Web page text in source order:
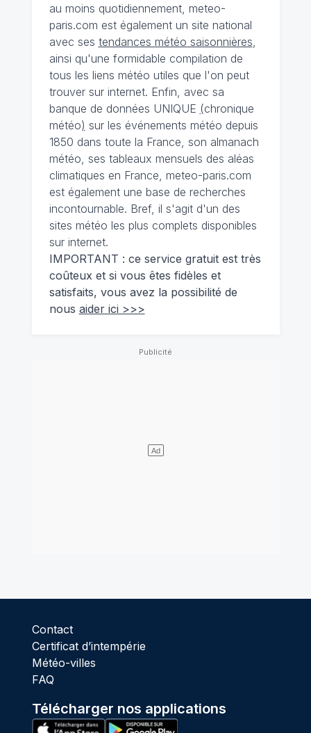
au moins quotidiennement, meteo-
paris.com est également un site national
avec ses tendances météo saisonnières,
ainsi qu'une formidable compilation de
tous les liens météo utiles que l'on peut
trouver sur internet. Enfin, avec sa
banque de données UNIQUE (chronique
météo) sur les événements météo depuis
1850 dans toute la France, son almanach
météo, ses tableaux mensuels des aléas
climatiques en France, meteo-paris.com
est également une base de recherches
incontournable. Bref, il s'agit d'un des
sites météo les plus complets disponibles
sur internet.
IMPORTANT : ce service gratuit est très
coûteux et si vous êtes fidèles et
satisfaits, vous avez la possibilité de
nous aider ici >>>
Contact
Certificat d’intempérie
Météo-villes
FAQ
Télécharger nos applications